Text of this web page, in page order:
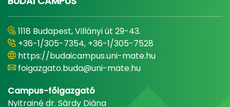
1118 Budapest, Villányi út 29-43.
+36-1/305-7354, +36-1/305-7528
https://budaicampus.uni-mate.hu
foigazgato.buda@uni-mate.hu
Campus-főigazgató
Nyitrainé dr. Sárdy Diána